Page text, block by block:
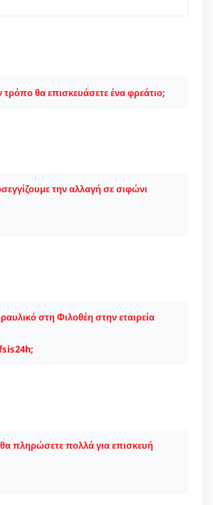
θα επισκευάσετε ένα φρεάτιο;
την αλλαγή σε σιφώνι
στη Φιλοθέη στην εταιρεία
πληρώσετε πολλά για επισκευή